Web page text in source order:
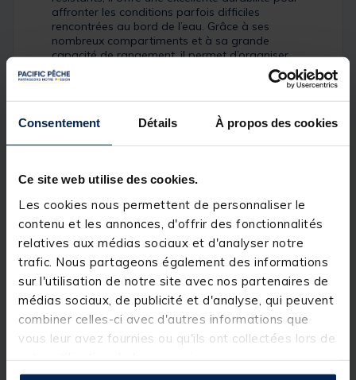
Consentement Détails À propos des cookies
Ce site web utilise des cookies.
Les cookies nous permettent de personnaliser le
contenu et les annonces, d'offrir des fonctionnalités
relatives aux médias sociaux et d'analyser notre
trafic. Nous partageons également des informations
sur l'utilisation de notre site avec nos partenaires de
médias sociaux, de publicité et d'analyse, qui peuvent
combiner celles-ci avec d'autres informations que
vous leur avez fournies ou qu'ils ont collectées lors de
affronter les conditions parfois difficiles
rencontrées au bord de l’eau. Grâce à ses
nombreux compartiments et à sa grande
capacité de rangement, il permet d’organiser
facilement tout le matériel essentiel.
Confortable à porter et pensé pour les longues
sessions de pêche, l’Ipercut Backpack est un
allié fiable pour transporter votre équipement
en toute sécurité.